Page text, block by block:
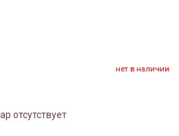
нет в наличии
отсутствует